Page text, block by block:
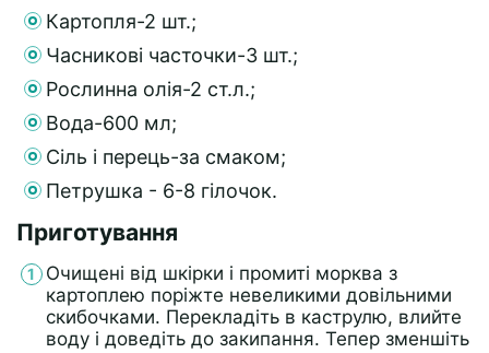
Картопля-2 шт.;
Часникові часточки-3 шт.;
Рослинна олія-2 ст.л.;
Вода-600 мл;
Сіль і перець-за смаком;
Петрушка - 6-8 гілочок.
Приготування
Очищені від шкірки і промиті морква з
картоплею поріжте невеликими довільними
скибочками. Перекладіть в каструлю, влийте
воду і доведіть до закипання. Тепер зменшіть